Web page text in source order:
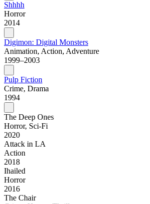
Shhhh
Horror
2014
Digimon: Digital Monsters
Animation, Action, Adventure
1999–2003
Pulp Fiction
Crime, Drama
1994
The Deep Ones
Horror, Sci-Fi
2020
Attack in LA
Action
2018
Ihailed
Horror
2016
The Chair